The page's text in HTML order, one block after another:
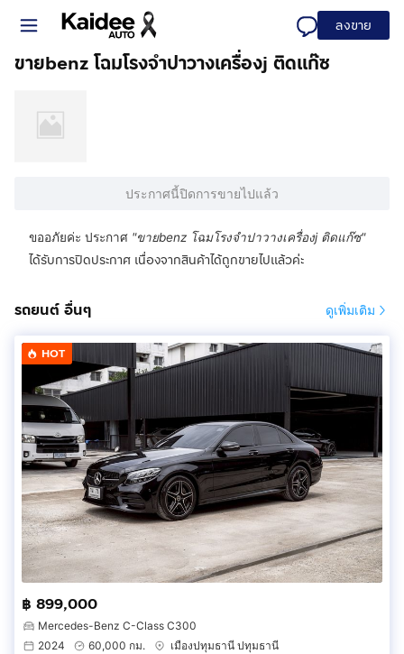
ลงขาย
ขายbenz โฉมโรงจำปาวางเครื่องj ติดแก๊ซ
ประกาศนี้ปิดการขายไปแล้ว
ขออภัยค่ะ ประกาศ "ขายbenz โฉมโรงจำปาวางเครื่องj ติดแก๊ซ"
ได้รับการปิดประกาศ เนื่องจากสินค้าได้ถูกขายไปแล้วค่ะ
รถยนต์ อื่นๆ ดูเพิ่มเติม
HOT
฿ 899,000
Mercedes-Benz C-Class C300
2024
60,000 กม.
เมืองปทุมธานี ปทุมธานี